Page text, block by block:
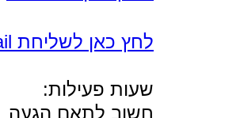
לחץ כאן לשליחת Email
שעות פעילות:
חשוב לתאם הגעה